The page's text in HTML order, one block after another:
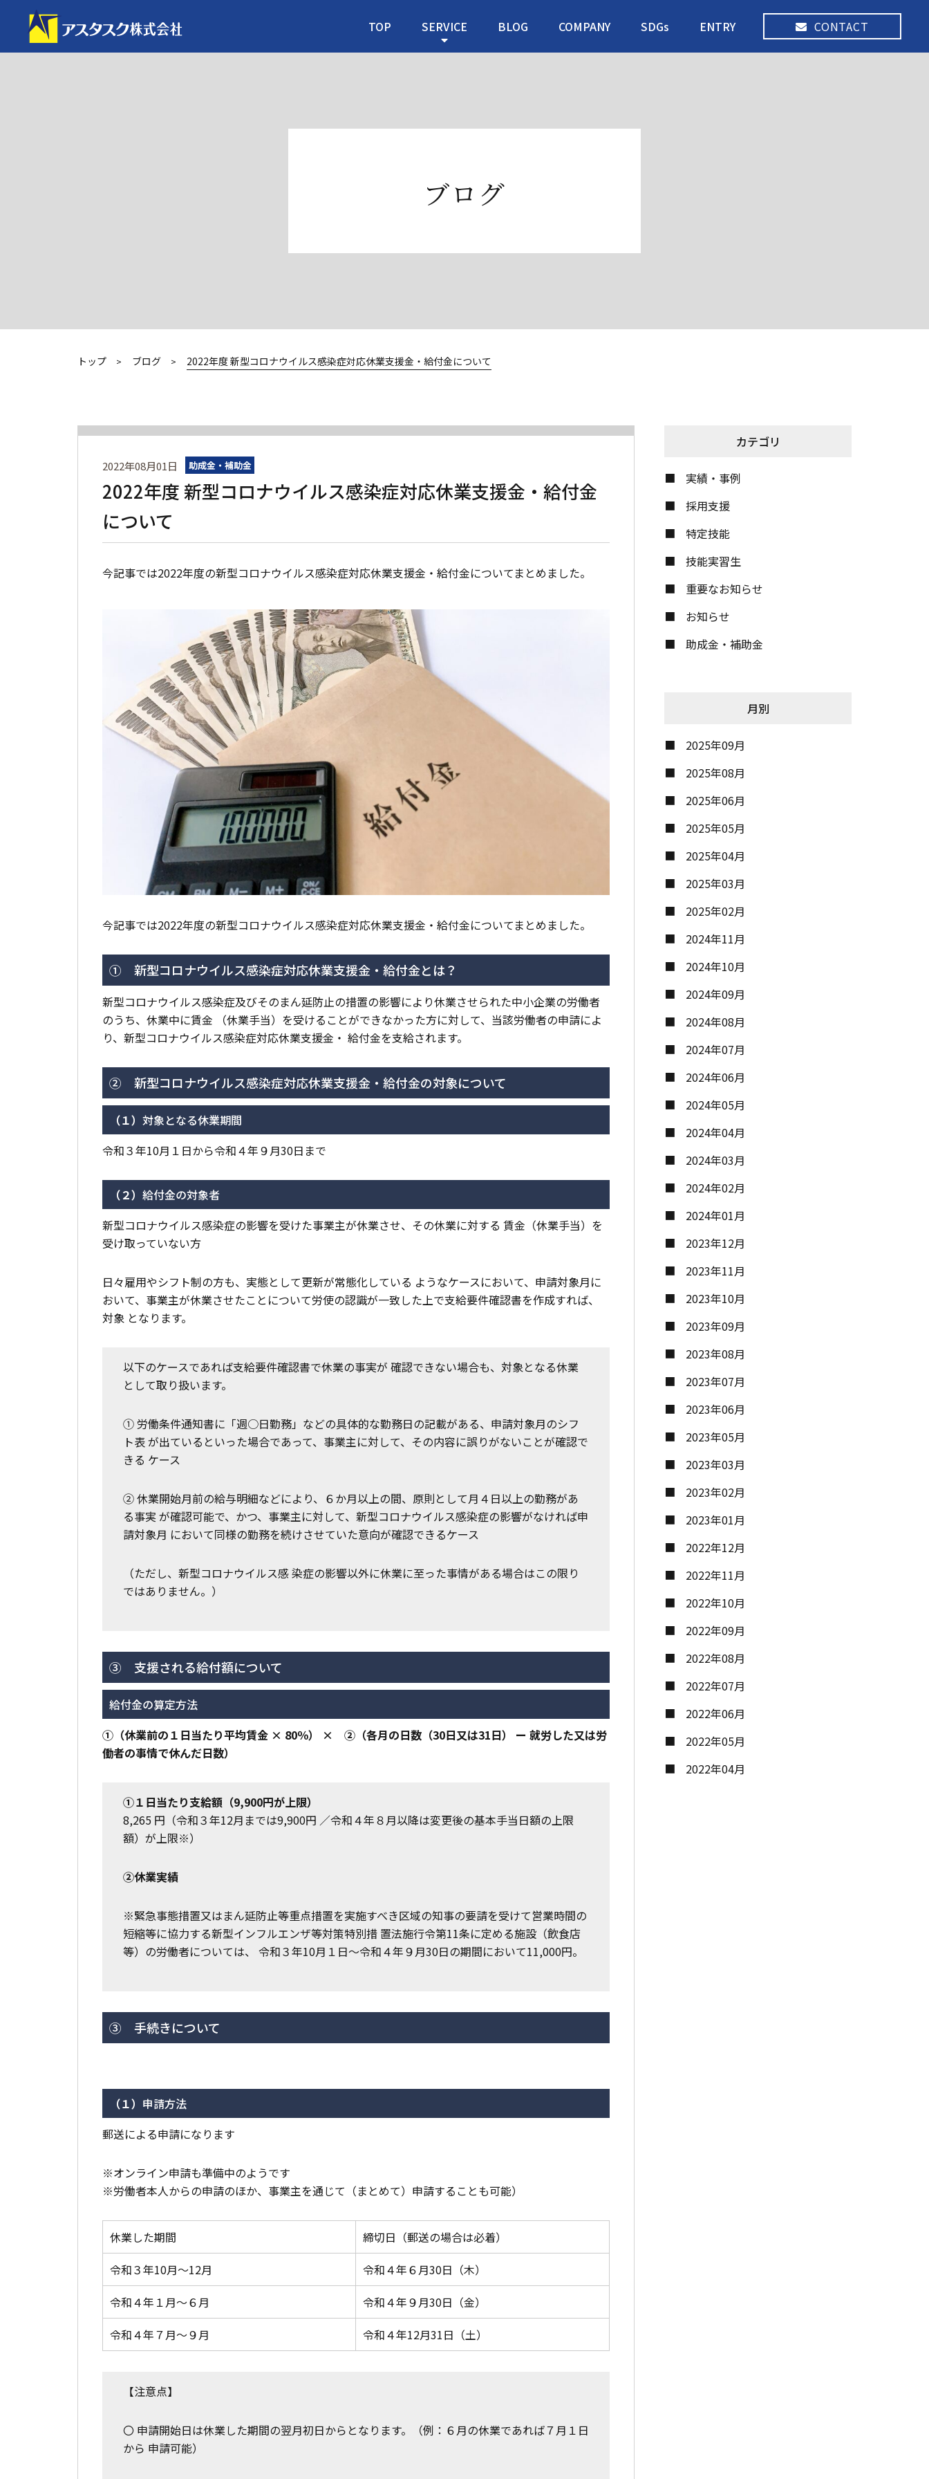
TOP SERVICE BLOG COMPANY SDGs ENTRY CONTACT
ブログ
トップ ブログ 2022年度 新型コロナウイルス感染症対応休業支援金・給付金について
2022年08月01日 助成金・補助金
2022年度 新型コロナウイルス感染症対応休業支援金・給付金
について
今記事では2022年度の新型コロナウイルス感染症対応休業支援金・給付金についてまとめました。
今記事では2022年度の新型コロナウイルス感染症対応休業支援金・給付金についてまとめました。
① 新型コロナウイルス感染症対応休業支援金・給付金とは？
新型コロナウイルス感染症及びそのまん延防止の措置の影響により休業させられた中小企業の労働者
のうち、休業中に賃金 （休業手当）を受けることができなかった方に対して、当該労働者の申請によ
り、新型コロナウイルス感染症対応休業支援金・ 給付金を支給されます。
② 新型コロナウイルス感染症対応休業支援金・給付金の対象について
（１） 対象となる休業期間
令和３年10月１日から令和４年９月30日まで
（２） 給付金の対象者
新型コロナウイルス感染症の影響を受けた事業主が休業させ、その休業に対する 賃金（休業手当）を
受け取っていない方
日々雇用やシフト制の方も、実態として更新が常態化している ようなケースにおいて、申請対象月に
おいて、事業主が休業させたことについて労使の認識が一致した上で支給要件確認書を作成すれば、
対象 となります。
以下のケースであれば支給要件確認書で休業の事実が 確認できない場合も、対象となる休業
として取り扱います。
① 労働条件通知書に「週○日勤務」などの具体的な勤務日の記載がある、申請対象月のシフ
ト表 が出ているといった場合であって、事業主に対して、その内容に誤りがないことが確認で
きる ケース
② 休業開始月前の給与明細などにより、６か月以上の間、原則として月４日以上の勤務があ
る事実 が確認可能で、かつ、事業主に対して、新型コロナウイルス感染症の影響がなければ申
請対象月 において同様の勤務を続けさせていた意向が確認できるケース
（ただし、新型コロナウイルス感 染症の影響以外に休業に至った事情がある場合はこの限り
ではありません。）
③ 支援される給付額について
給付金の算定方法
①（休業前の１日当たり平均賃金 × 80％） × ②（各月の日数（30日又は31日） ー 就労した又は労
働者の事情で休んだ日数）
①１日当たり支給額（9,900円が上限）
8,265 円（令和３年12月までは9,900円 ／令和４年８月以降は変更後の基本手当日額の上限
額）が上限※）
②休業実績
※緊急事態措置又はまん延防止等重点措置を実施すべき区域の知事の要請を受けて営業時間の
短縮等に協力する新型インフルエンザ等対策特別措 置法施行令第11条に定める施設（飲食店
等）の労働者については、 令和３年10月１日～令和４年９月30日の期間において11,000円。
③ 手続きについて
（１） 申請方法
郵送による申請になります
※オンライン申請も準備中のようです
※労働者本人からの申請のほか、事業主を通じて（まとめて）申請することも可能）
休業した期間
締切日（郵送の場合は必着）
令和３年10月～12月
令和４年６月30日（木）
令和４年１月～６月
令和４年９月30日（金）
令和４年７月～９月
令和４年12月31日（土）
【注意点】
〇 申請開始日は休業した期間の翌月初日からとなります。（例：６月の休業であれば７月１日
から 申請可能）
カテゴリ
実績・事例
採用支援
特定技能
技能実習生
重要なお知らせ
お知らせ
助成金・補助金
月別
2025年09月
2025年08月
2025年06月
2025年05月
2025年04月
2025年03月
2025年02月
2024年11月
2024年10月
2024年09月
2024年08月
2024年07月
2024年06月
2024年05月
2024年04月
2024年03月
2024年02月
2024年01月
2023年12月
2023年11月
2023年10月
2023年09月
2023年08月
2023年07月
2023年06月
2023年05月
2023年03月
2023年02月
2023年01月
2022年12月
2022年11月
2022年10月
2022年09月
2022年08月
2022年07月
2022年06月
2022年05月
2022年04月